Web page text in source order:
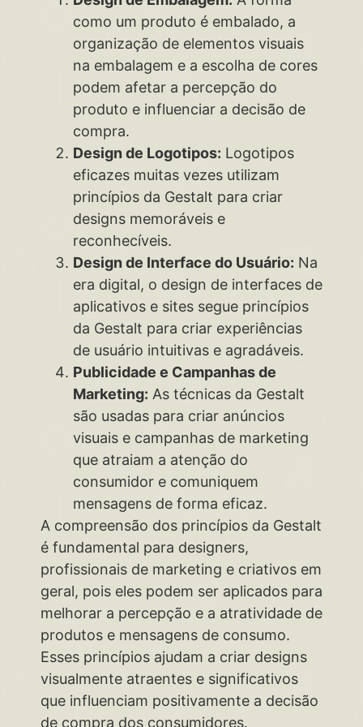
como um produto é embalado, a
organização de elementos visuais
na embalagem e a escolha de cores
podem afetar a percepção do
produto e influenciar a decisão de
compra.
Design de Logotipos: Logotipos
eficazes muitas vezes utilizam
princípios da Gestalt para criar
designs memoráveis e
reconhecíveis.
Design de Interface do Usuário: Na
era digital, o design de interfaces de
aplicativos e sites segue princípios
da Gestalt para criar experiências
de usuário intuitivas e agradáveis.
Publicidade e Campanhas de
Marketing: As técnicas da Gestalt
são usadas para criar anúncios
visuais e campanhas de marketing
que atraiam a atenção do
consumidor e comuniquem
mensagens de forma eficaz.
A compreensão dos princípios da Gestalt
é fundamental para designers,
profissionais de marketing e criativos em
geral, pois eles podem ser aplicados para
melhorar a percepção e a atratividade de
produtos e mensagens de consumo.
Esses princípios ajudam a criar designs
visualmente atraentes e significativos
que influenciam positivamente a decisão
de compra dos consumidores.